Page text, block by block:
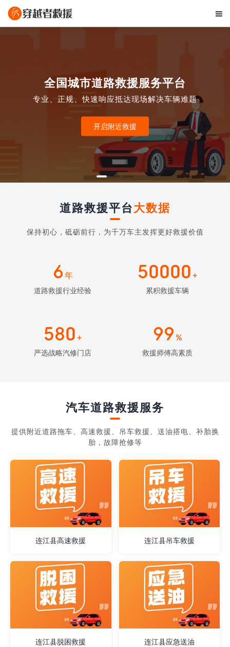

全国城市道路救援服务平台
专业、正规、快速响应抵达现场解决车辆难题
开启附近救援
道路救援平台大数据
保持初心，砥砺前行，为千万车主发挥更好救援价值
6年
道路救援行业经验
50000 +
累积救援车辆
580 +
严选战略汽修门店
99 %
救援师傅高素质
汽车道路救援服务
提供附近道路拖车、高速救援、吊车救援、送油搭电、补胎换
胎，故障抢修等
连江县高速救援 连江县吊车救援
连江县脱困救援 连江县应急送油